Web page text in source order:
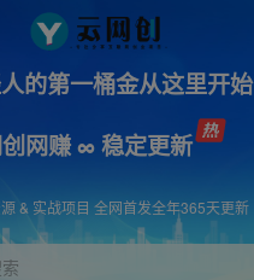
的第一桶金从这里开始
网赚 ∞ 稳定更新
& 实战项目 全网首发全年365天更新